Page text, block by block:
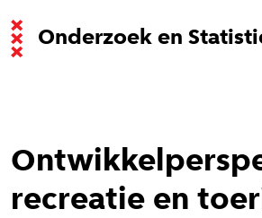
Onderzoek en
recreatie en